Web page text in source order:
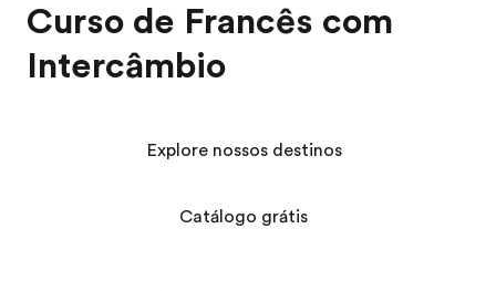
Curso de Francês com
Intercâmbio
Explore nossos destinos
Catálogo grátis